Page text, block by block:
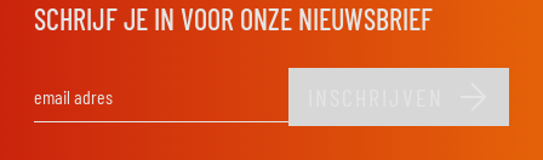
SCHRIJF JE IN VOOR ONZE NIEUWSBRIEF